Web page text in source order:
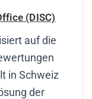
(DISC)
auf die
in Schweiz
der